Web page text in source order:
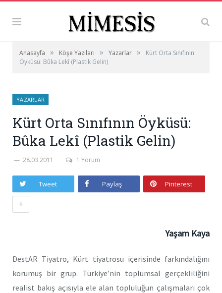
Anasayfa » Köşe Yazıları » Yazarlar »
Kürt Orta Sınıfının
Öyküsü: Bûka Lekî (Plastik Gelin)
YAZARLAR
Kürt Orta Sınıfının Öyküsü:
Bûka Lekî (Plastik Gelin)
28.03.2011 1 Yorum
Tweet Paylaş Pinterest
+
Yaşam Kaya
DestAR Tiyatro, Kürt tiyatrosu içerisinde farkındalığını
korumuş bir grup. Türkiye’nin toplumsal gerçekliliğini
realist bakış açısıyla ele alan topluluğun çalışmaları çok